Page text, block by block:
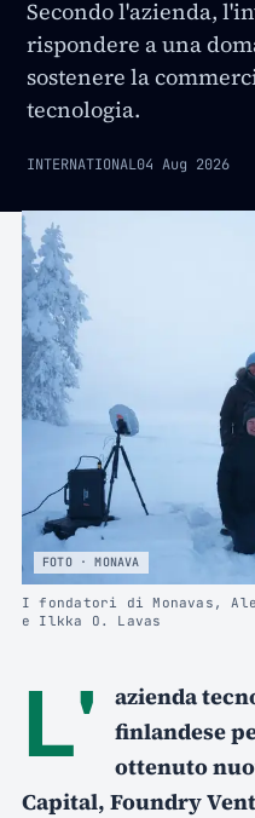
Secondo l'azienda,
rispondere a una
sostenere la
tecnologia.
INTERNATIONAL04 Aug 2026
FOTO · MONAVA
I fondatori di Monavas,
e Ilkka O. Lavas
L'
azienda
finlandese
ottenuto
Capital, Foundry